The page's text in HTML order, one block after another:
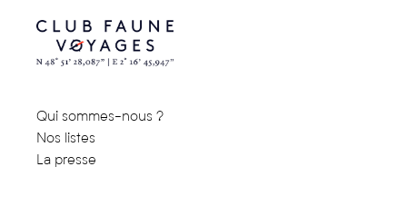
Qui sommes-nous ?
Nos listes
La presse